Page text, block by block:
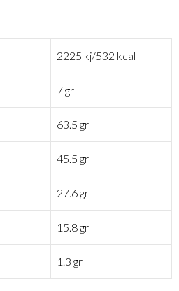
2225 kj/532 kcal
7 gr
63.5 gr
45.5 gr
27.6 gr
15.8 gr
1.3 gr